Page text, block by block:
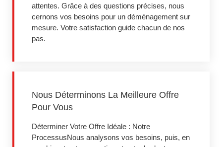
attentes. Grâce à des questions précises, nous
cernons vos besoins pour un déménagement sur
mesure. Votre satisfaction guide chacun de nos
pas.
Nous Déterminons La Meilleure Offre
Pour Vous
Déterminer Votre Offre Idéale : Notre
ProcessusNous analysons vos besoins, puis, en